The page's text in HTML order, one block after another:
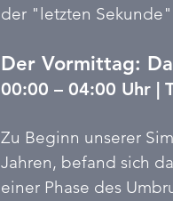
der "letzten
Der Vormittag:
00:00 – 04:00 Uhr |
Zu Beginn unserer
Jahren, befand sich
einer Phase des